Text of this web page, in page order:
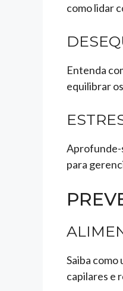
como lidar
Entenda
equilibrar
Aprofunde-
para
Saiba
capilares e